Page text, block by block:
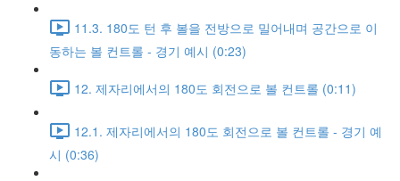
11.3. 180도 턴 후 볼을 전방으로 밀어내며 공간으로 이
동하는 볼 컨트롤 - 경기 예시 (0:23)
12. 제자리에서의 180도 회전으로 볼 컨트롤 (0:11)
12.1. 제자리에서의 180도 회전으로 볼 컨트롤 - 경기 예
시 (0:36)